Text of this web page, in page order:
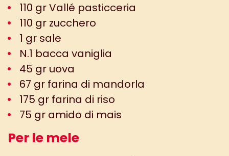
110 gr Vallé pasticceria
110 gr zucchero
1 gr sale
N.1 bacca vaniglia
45 gr uova
67 gr farina di mandorla
175 gr farina di riso
75 gr amido di mais
Per le mele